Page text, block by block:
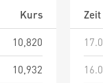
Kurs
10,820
10,932
Zeit